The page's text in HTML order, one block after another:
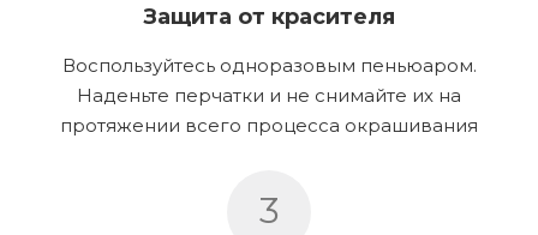
Защита от красителя
Воспользуйтесь одноразовым пеньюаром.
Наденьте перчатки и не снимайте их на
протяжении всего процесса окрашивания
3